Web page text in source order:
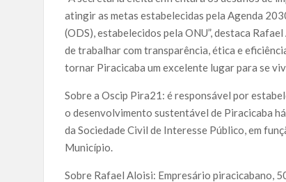
atingir as metas estabelecidas pela Agenda
(ODS), estabelecidos pela ONU”, destaca
de trabalharcom transparência, ética e
tornar Piracicaba um excelente lugar para se
Sobrea Oscip Pira21: é responsável por
o desenvolvimento sustentável de Piracicaba
da Sociedade Civil de Interesse Público, em
Município.
Sobre Rafael Aloisi: Empresário piracicabano,